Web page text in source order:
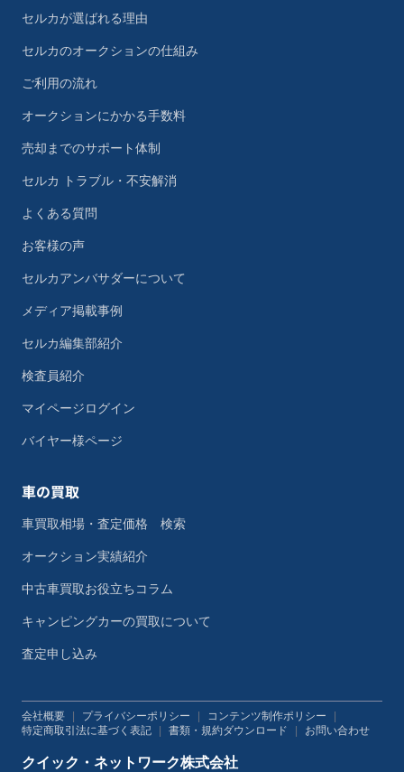
セルカが選ばれる理由
セルカのオークションの仕組み
ご利用の流れ
オークションにかかる手数料
売却までのサポート体制
セルカ トラブル・不安解消
よくある質問
お客様の声
セルカアンバサダーについて
メディア掲載事例
セルカ編集部紹介
検査員紹介
マイページログイン
バイヤー様ページ
車の買取
車買取相場・査定価格 検索
オークション実績紹介
中古車買取お役立ちコラム
キャンピングカーの買取について
査定申し込み
会社概要 プライバシーポリシー コンテンツ制作ポリシー
特定商取引法に基づく表記
書類・規約ダウンロード お問い合わせ
クイック・ネットワーク株式会社